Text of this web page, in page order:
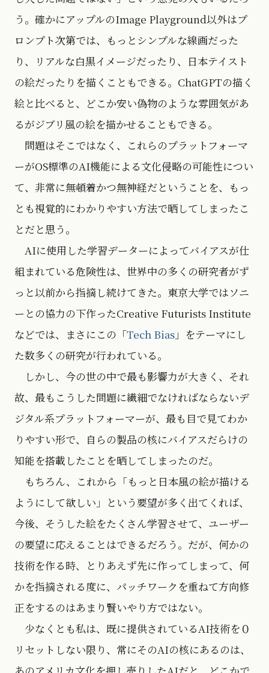
う。確かにアップルのImage Playground以外はプ
ロンプト次第では、もっとシンプルな線画だった
り、リアルな白黒イメージだったり、日本テイスト
の絵だったりを描くこともできる。ChatGPTの描く
絵と比べると、どこか安い偽物のような雰囲気があ
るがジブリ風の絵を描かせることもできる。
問題はそこではなく、これらのプラットフォーマ
ーがOS標準のAI機能による文化侵略の可能性につい
て、非常に無頓着かつ無神経だということを、もっ
とも視覚的にわかりやすい方法で晒してしまったこ
とだと思う。
AIに使用した学習データーによってバイアスが仕
組まれている危険性は、世界中の多くの研究者がず
っと以前から指摘し続けてきた。東京大学ではソニ
ーとの協力の下作ったCreative Futurists Institute
などでは、まさにこの「Tech Bias 」をテーマにし
た数多くの研究が行われている。
しかし、今の世の中で最も影響力が大きく、それ
故、最もこうした問題に繊細でなければならないデ
ジタル系プラットフォーマーが、最も目で見てわか
りやすい形で、自らの製品の核にバイアスだらけの
知能を搭載したことを晒してしまったのだ。
もちろん、これから「もっと日本風の絵が描ける
ようにして欲しい」という要望が多く出てくれば、
今後、そうした絵をたくさん学習させて、ユーザー
の要望に応えることはできるだろう。だが、何かの
技術を作る時、とりあえず先に作ってしまって、何
かを指摘される度に、パッチワークを重ねて方向修
正をするのはあまり賢いやり方ではない。
少なくとも私は、既に提供されているAI技術を０
リセットしない限り、常にそのAIの核にあるのは、